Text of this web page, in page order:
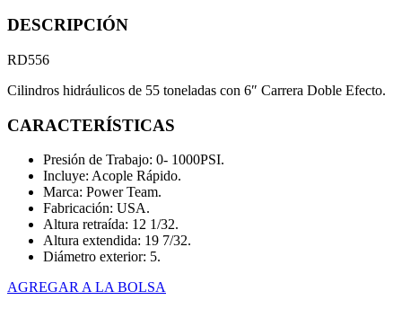
DESCRIPCIÓN
RD556
Cilindros hidráulicos de 55 toneladas con 6″ Carrera Doble Efecto.
CARACTERÍSTICAS
Presión de Trabajo: 0- 1000PSI.
Incluye: Acople Rápido.
Marca: Power Team.
Fabricación: USA.
Altura retraída: 12 1/32.
Altura extendida: 19 7/32.
Diámetro exterior: 5.
AGREGAR A LA BOLSA